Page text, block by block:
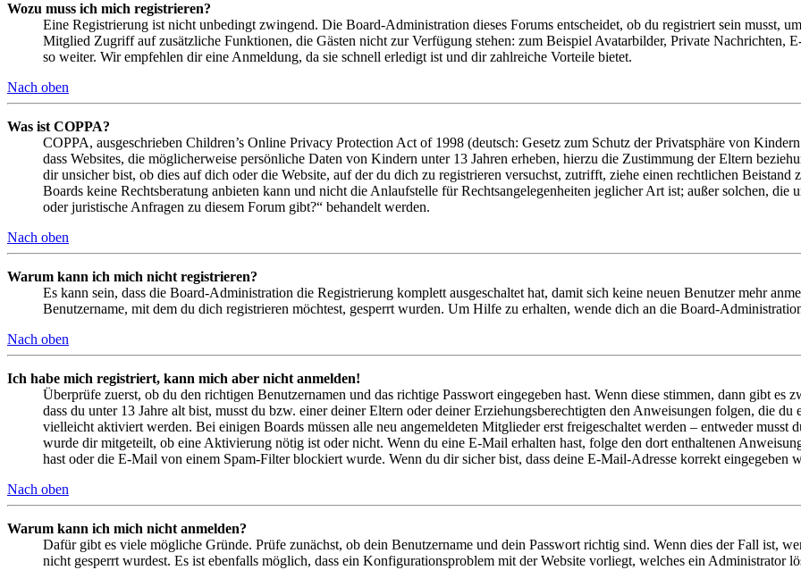
Wozu muss ich mich registrieren?
Eine Registrierung ist nicht unbedingt zwingend. Die Board-Administration dieses Forums entscheidet, ob du registriert sein musst,
Mitglied Zugriff auf zusätzliche Funktionen, die Gästen nicht zur Verfügung stehen: zum Beispiel Avatarbilder, Private Nachrichten,
so weiter. Wir empfehlen dir eine Anmeldung, da sie schnell erledigt ist und dir zahlreiche Vorteile bietet.
Nach oben
Was ist COPPA?
COPPA, ausgeschrieben Children’s Online Privacy Protection Act of 1998 (deutsch: Gesetz zum Schutz der Privatsphäre von
dass Websites, die möglicherweise persönliche Daten von Kindern unter 13 Jahren erheben, hierzu die Zustimmung der Eltern
dir unsicher bist, ob dies auf dich oder die Website, auf der du dich zu registrieren versuchst, zutrifft, ziehe einen rechtlichen
Boards keine Rechtsberatung anbieten kann und nicht die Anlaufstelle für Rechtsangelegenheiten jeglicher Art ist; außer solchen,
oder juristische Anfragen zu diesem Forum gibt?“ behandelt werden.
Nach oben
Warum kann ich mich nicht registrieren?
Es kann sein, dass die Board-Administration die Registrierung komplett ausgeschaltet hat, damit sich keine neuen Benutzer mehr
Benutzername, mit dem du dich registrieren möchtest, gesperrt wurden. Um Hilfe zu erhalten, wende dich an die Board-
Nach oben
Ich habe mich registriert, kann mich aber nicht anmelden!
Überprüfe zuerst, ob du den richtigen Benutzernamen und das richtige Passwort eingegeben hast. Wenn diese stimmen, dann gibt es
dass du unter 13 Jahre alt bist, musst du bzw. einer deiner Eltern oder deiner Erziehungsberechtigten den Anweisungen folgen, die
vielleicht aktiviert werden. Bei einigen Boards müssen alle neu angemeldeten Mitglieder erst freigeschaltet werden – entweder musst
wurde dir mitgeteilt, ob eine Aktivierung nötig ist oder nicht. Wenn du eine E-Mail erhalten hast, folge den dort enthaltenen
hast oder die E-Mail von einem Spam-Filter blockiert wurde. Wenn du dir sicher bist, dass deine E-Mail-Adresse korrekt eingegeben
Nach oben
Warum kann ich mich nicht anmelden?
Dafür gibt es viele mögliche Gründe. Prüfe zunächst, ob dein Benutzername und dein Passwort richtig sind. Wenn dies der Fall ist,
nicht gesperrt wurdest. Es ist ebenfalls möglich, dass ein Konfigurationsproblem mit der Website vorliegt, welches ein Administrator